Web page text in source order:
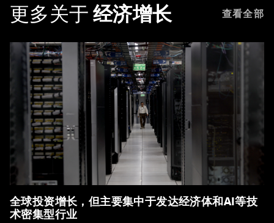
更多关于 经济增长 查看全部
全球投资增长，但主要集中于发达经济体和AI等技
术密集型行业